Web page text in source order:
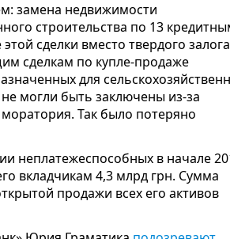
замена недвижимости
строительства по 13
сделки вместо твердого залога
сделкам по купле-продаже
для
могли быть заключены из-за
Так было потеряно
неплатежеспособных в начале
вкладчикам 4,3 млрд грн. Сумма
продажи всех его активов